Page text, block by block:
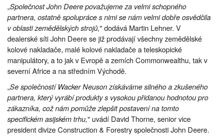
„Společnost John Deere považujeme za velmi schopného
partnera, ostatně spolupráce s nimi se nám velmi dobře osvědčila
v oblasti zemědělských strojů," dodává Martin Lehner. V
dealerské síti John Deere se již prodávají všechny zemědělské
kolové nakladače, malé kolové nakladače a teleskopické
manipulátory, a to jak v Evropě a zemích Commonwealthu, tak v
severní Africe a na středním Východě.
„Se společností Wacker Neuson získáváme silného a zkušeného
partnera, který vyrábí produkty s vysokou přidanou hodnotou pro
zákazníka, což nám pomůže zlepšit postavení na tomto
specifickém asijském trhu," uvádí David Thorne, senior vice
president divize Construction & Forestry společnosti John Deere.